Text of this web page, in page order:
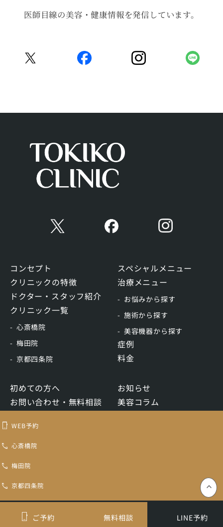
医師目線の美容・健康情報を発信しています。
コンセプト
クリニックの特徴
ドクター・スタッフ紹介
クリニック一覧
心斎橋院
梅田院
京都四条院
スペシャルメニュー
治療メニュー
お悩みから探す
施術から探す
美容機器から探す
症例
料金
初めての方へ
お問い合わせ・無料相談
LINE予約
お知らせ
美容コラム
トキコクリニック認定再生医療等委員会
プライバシーポリシー
Copyright © 2025 トキコクリニック All Rights Reserved.
WEB予約
心斎橋院
梅田院
京都四条院
ご予約 無料相談 LINE予約
keyboard_control_key